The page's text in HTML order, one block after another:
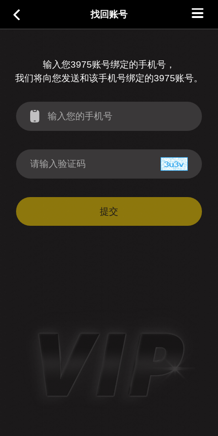
找回账号
输入您3975账号绑定的手机号，
我们将向您发送和该手机号绑定的3975账号。